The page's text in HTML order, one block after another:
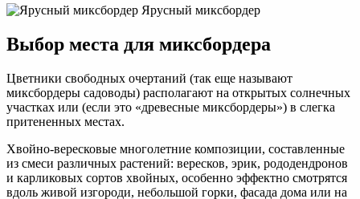
Ярусный миксбордер
Выбор места для миксбордера
Цветники свободных очертаний (так еще называют
миксбордеры садоводы) располагают на открытых солнечных
участках или (если это «древесные миксбордеры») в слегка
притененных местах.
Хвойно-вересковые многолетние композиции, составленные
из смеси различных растений: вересков, эрик, рододендронов
и карликовых сортов хвойных, особенно эффектно смотрятся
вдоль живой изгороди, небольшой горки, фасада дома или на